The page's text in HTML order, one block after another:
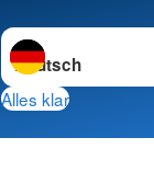
Sprache wechseln
Alles klar